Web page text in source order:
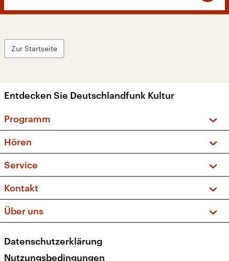
Zur Startseite
Entdecken Sie Deutschlandfunk Kultur
Programm
Sendungen und Podcasts
Musikliste
Kakadu – Das Kinderprogramm
Hören
Frequenzen (UKW + DAB+)
Service
FAQ
Apps
Newsletter
Veranstaltungen
Kontakt
Social Media
Über uns
Presse
Datenschutzerklärung
Nutzungsbedingungen